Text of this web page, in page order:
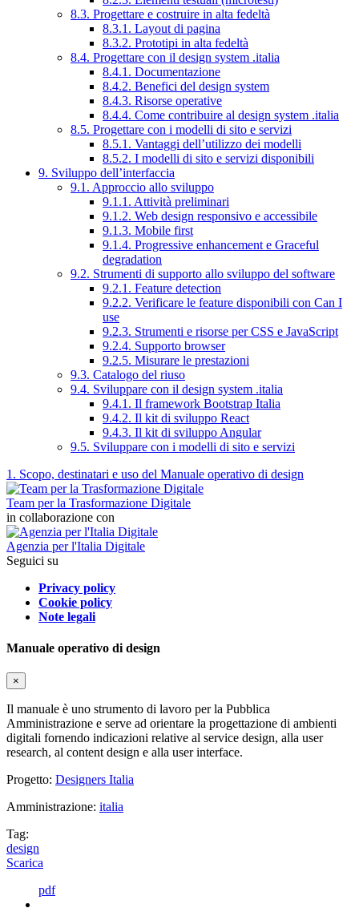
8.3. Progettare e costruire in alta fedeltà
8.3.1. Layout di pagina
8.3.2. Prototipi in alta fedeltà
8.4. Progettare con il design system .italia
8.4.1. Documentazione
8.4.2. Benefici del design system
8.4.3. Risorse operative
8.4.4. Come contribuire al design system .italia
8.5. Progettare con i modelli di sito e servizi
8.5.1. Vantaggi dell’utilizzo dei modelli
8.5.2. I modelli di sito e servizi disponibili
9. Sviluppo dell’interfaccia
9.1. Approccio allo sviluppo
9.1.1. Attività preliminari
9.1.2. Web design responsivo e accessibile
9.1.3. Mobile first
9.1.4. Progressive enhancement e Graceful
degradation
9.2. Strumenti di supporto allo sviluppo del software
9.2.1. Feature detection
9.2.2. Verificare le feature disponibili con Can I
use
9.2.3. Strumenti e risorse per CSS e JavaScript
9.2.4. Supporto browser
9.2.5. Misurare le prestazioni
9.3. Catalogo del riuso
9.4. Sviluppare con il design system .italia
9.4.1. Il framework Bootstrap Italia
9.4.2. Il kit di sviluppo React
9.4.3. Il kit di sviluppo Angular
9.5. Sviluppare con i modelli di sito e servizi
1. Scopo, destinatari e uso del Manuale operativo di design
Team per la Trasformazione Digitale
in collaborazione con
Agenzia per l'Italia Digitale
Seguici su
Privacy policy
Cookie policy
Note legali
Manuale operativo di design
×
Il manuale è uno strumento di lavoro per la Pubblica
Amministrazione e serve ad orientare la progettazione di ambienti
digitali fornendo indicazioni relative al service design, alla user
research, al content design e alla user interface.
Progetto: Designers Italia
Amministrazione: italia
Tag:
design
Scarica
pdf